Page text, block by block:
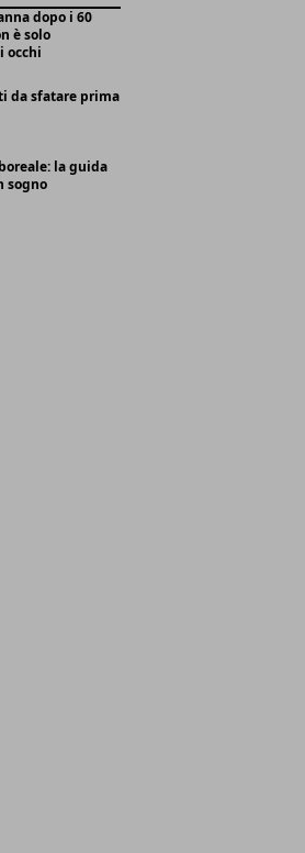
dopo i 60
è solo
occhi
da sfatare prima
la guida
sogno